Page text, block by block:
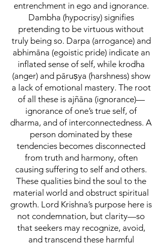
entrenchment in ego and ignorance.
Dambha (hypocrisy) signifies
pretending to be virtuous without
truly being so. Darpa (arrogance) and
abhimāna (egoistic pride) indicate an
inflated sense of self, while krodha
(anger) and pāruṣya (harshness) show
a lack of emotional mastery. The root
of all these is ajñāna (ignorance)—
ignorance of one’s true self, of
dharma, and of interconnectedness. A
person dominated by these
tendencies becomes disconnected
from truth and harmony, often
causing suffering to self and others.
These qualities bind the soul to the
material world and obstruct spiritual
growth. Lord Krishna’s purpose here is
not condemnation, but clarity—so
that seekers may recognize, avoid,
and transcend these harmful